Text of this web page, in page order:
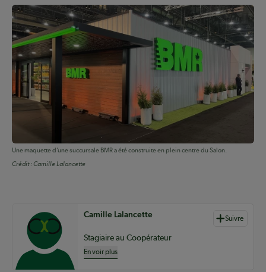
Une maquette d’une succursale BMR a été construite en plein centre du Salon.
Crédit : Camille Lalancette
Auteurs de contenu
Camille Lalancette Suivre
Stagiaire au Coopérateur
En voir plus